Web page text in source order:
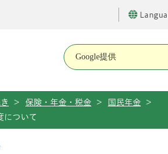
> 保険・年金・税金 > 国民年金
>
について